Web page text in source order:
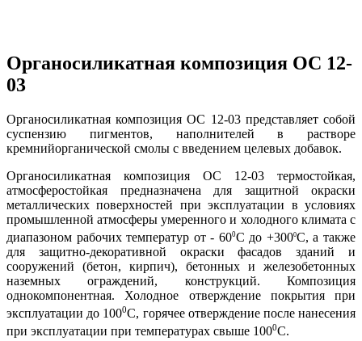
Органосиликатная композиция ОС 12-
03
Органосиликатная композиция ОС 12-03 представляет собой
суспензию пигментов, наполнителей в растворе
кремнийорганической смолы с введением целевых добавок.
Органосиликатная композиция ОС 12-03 термостойкая,
атмосферостойкая предназначена для защитной окраски
металлических поверхностей при эксплуатации в условиях
промышленной атмосферы умеренного и холодного климата с
диапазоном рабочих температур от - 600С до +3000С, а также
для защитно-декоративной окраски фасадов зданий и
сооружений (бетон, кирпич), бетонных и железобетонных
наземных ограждений, конструкций. Композиция
однокомпонентная. Холодное отверждение покрытия при
эксплуатации до 1000С, горячее отверждение после нанесения
при эксплуатации при температурах свыше 1000С.